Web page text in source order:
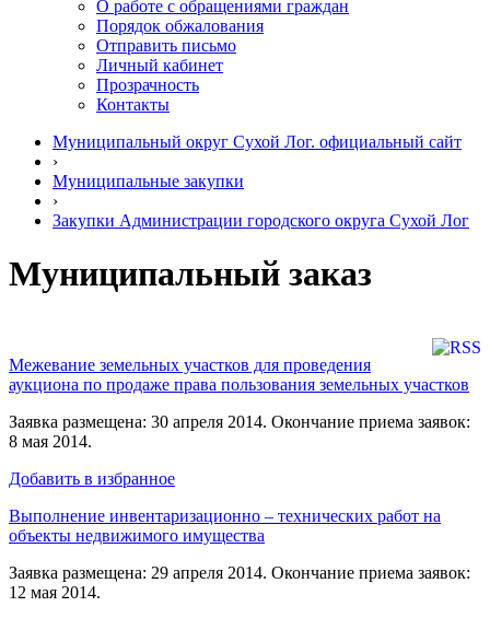
О работе с обращениями граждан
Порядок обжалования
Отправить письмо
Личный кабинет
Прозрачность
Контакты
Муниципальный округ Сухой Лог. официальный сайт
›
Муниципальные закупки
›
Закупки Администрации городского округа Сухой Лог
Муниципальный заказ
Межевание земельных участков для проведения
аукциона по продаже права пользования земельных участков
Заявка размещена: 30 апреля 2014. Окончание приема заявок:
8 мая 2014.
Добавить в избранное
Выполнение инвентаризационно – технических работ на
объекты недвижимого имущества
Заявка размещена: 29 апреля 2014. Окончание приема заявок:
12 мая 2014.